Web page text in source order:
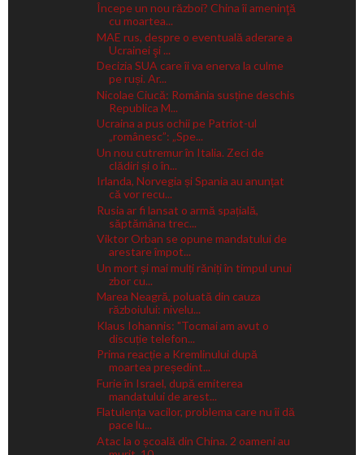
Începe un nou război? China îi ameninţă
cu moartea...
MAE rus, despre o eventuală aderare a
Ucrainei şi ...
Decizia SUA care îi va enerva la culme
pe ruși. Ar...
Nicolae Ciucă: România susține deschis
Republica M...
Ucraina a pus ochii pe Patriot-ul
„românesc”: „Spe...
Un nou cutremur în Italia. Zeci de
clădiri și o în...
Irlanda, Norvegia și Spania au anunțat
că vor recu...
Rusia ar fi lansat o armă spațială,
săptămâna trec...
Viktor Orban se opune mandatului de
arestare împot...
Un mort și mai mulți răniți în timpul unui
zbor cu...
Marea Neagră, poluată din cauza
războiului: nivelu...
Klaus Iohannis: "Tocmai am avut o
discuție telefon...
Prima reacție a Kremlinului după
moartea președint...
Furie în Israel, după emiterea
mandatului de arest...
Flatulența vacilor, problema care nu îi dă
pace lu...
Atac la o școală din China. 2 oameni au